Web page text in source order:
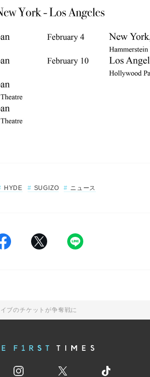
HYDE SUGIZO ニュース
ブのチケットが争奪戦に